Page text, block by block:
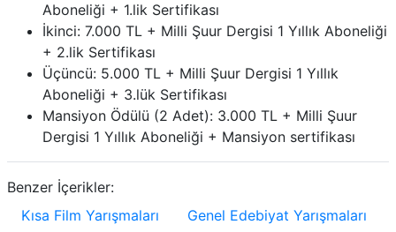
Aboneliği + 1.lik Sertifikası
İkinci: 7.000 TL + Milli Şuur Dergisi 1 Yıllık Aboneliği
+ 2.lik Sertifikası
Üçüncü: 5.000 TL + Milli Şuur Dergisi 1 Yıllık
Aboneliği + 3.lük Sertifikası
Mansiyon Ödülü (2 Adet): 3.000 TL + Milli Şuur
Dergisi 1 Yıllık Aboneliği + Mansiyon sertifikası
Benzer İçerikler:
Kısa Film Yarışmaları
Genel Edebiyat Yarışmaları